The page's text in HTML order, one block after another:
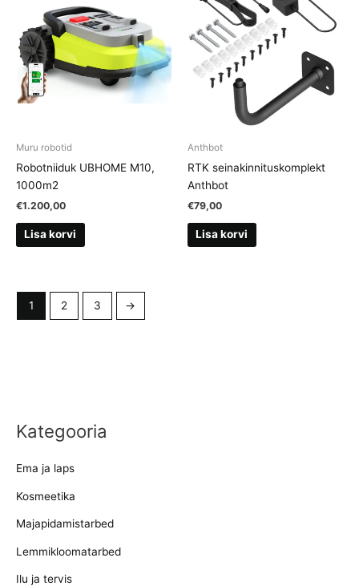
Kategooria
Ema ja laps
Kosmeetika
Majapidamistarbed
Lemmikloomatarbed
Ilu ja tervis
Muru robotid
Robotniiduk UBHOME M10,
1000m2
€1.200,00
Lisa korvi
Anthbot
RTK seinakinnituskomplekt
Anthbot
€79,00
Lisa korvi
1 2 3 →